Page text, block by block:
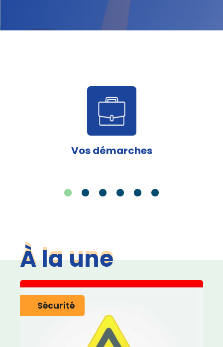
Accès
rapide
Vos démarches
À la une
Sécurité